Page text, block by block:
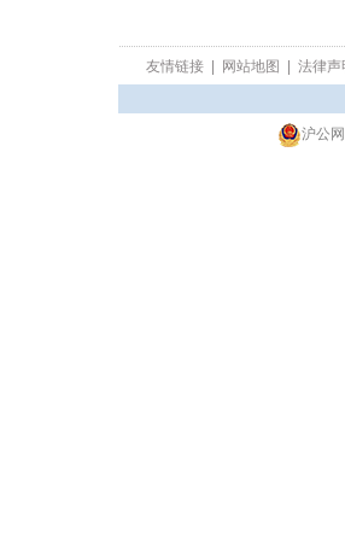
友情链接| 网站地图 法律声
沪公